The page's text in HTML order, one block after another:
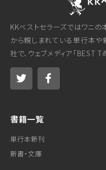
KKベストセラーズではワニの
から親しまれている単行本
社で、ウェブメディア「BEST
書籍一覧
単行本新刊
新書・文庫